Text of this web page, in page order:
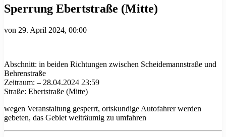
Sperrung Ebertstraße (Mitte)
von 29. April 2024, 00:00
Abschnitt: in beiden Richtungen zwischen Scheidemannstraße und
Behrenstraße
Zeitraum: – 28.04.2024 23:59
Straße: Ebertstraße (Mitte)
wegen Veranstaltung gesperrt, ortskundige Autofahrer werden
gebeten, das Gebiet weiträumig zu umfahren